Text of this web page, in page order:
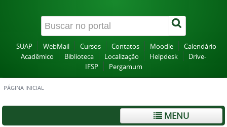
Canais
SUAP WebMail Cursos Contatos Moodle
Calendário
Acadêmico
Biblioteca Localização Helpdesk
Drive-
IFSP
Pergamum
PÁGINA INICIAL
MENU